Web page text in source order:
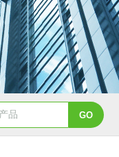
PE塑料防腐储罐